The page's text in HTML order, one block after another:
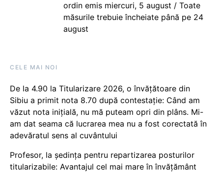
ordin emis miercuri, 5 august / Toate
măsurile trebuie încheiate până pe 24
august
CELE MAI NOI
De la 4.90 la Titularizare 2026, o învățătoare din
Sibiu a primit nota 8.70 după contestație: Când am
văzut nota inițială, nu mă puteam opri din plâns. Mi-
am dat seama că lucrarea mea nu a fost corectată în
adevăratul sens al cuvântului
Profesor, la ședința pentru repartizarea posturilor
titularizabile: Avantajul cel mai mare în învățământ